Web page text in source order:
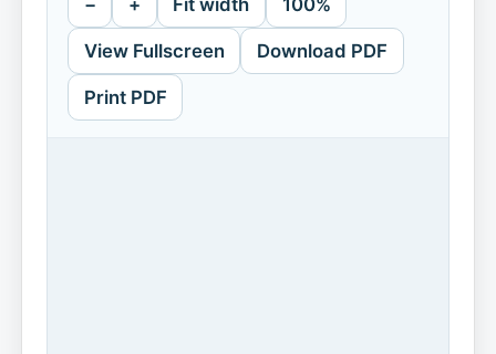
− + Fit width 100%
View Fullscreen Download PDF
Print PDF